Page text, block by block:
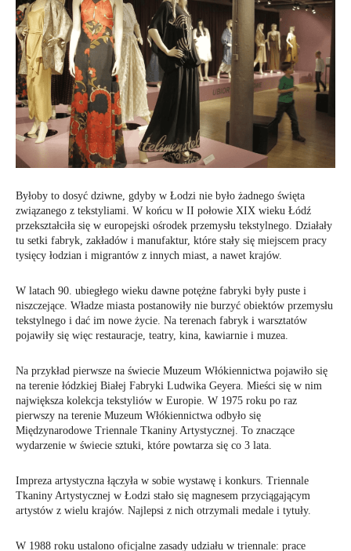
Byłoby to dosyć dziwne, gdyby w Łodzi nie było żadnego święta
związanego z tekstyliami. W końcu w II połowie XIX wieku Łódź
przekształciła się w europejski ośrodek przemysłu tekstylnego. Działały
tu setki fabryk, zakładów i manufaktur, które stały się miejscem pracy
tysięcy łodzian i migrantów z innych miast, a nawet krajów.
W latach 90. ubiegłego wieku dawne potężne fabryki były puste i
niszczejące. Władze miasta postanowiły nie burzyć obiektów przemysłu
tekstylnego i dać im nowe życie. Na terenach fabryk i warsztatów
pojawiły się więc restauracje, teatry, kina, kawiarnie i muzea.
Na przykład pierwsze na świecie Muzeum Włókiennictwa pojawiło się
na terenie łódzkiej Białej Fabryki Ludwika Geyera. Mieści się w nim
największa kolekcja tekstyliów w Europie. W 1975 roku po raz
pierwszy na terenie Muzeum Włókiennictwa odbyło się
Międzynarodowe Triennale Tkaniny Artystycznej. To znaczące
wydarzenie w świecie sztuki, które powtarza się co 3 lata.
Impreza artystyczna łączyła w sobie wystawę i konkurs. Triennale
Tkaniny Artystycznej w Łodzi stało się magnesem przyciągającym
artystów z wielu krajów. Najlepsi z nich otrzymali medale i tytuły.
W 1988 roku ustalono oficjalne zasady udziału w triennale: prace